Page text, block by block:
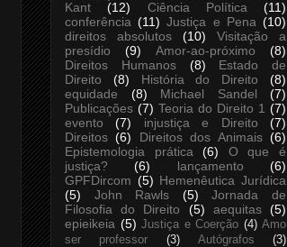
Kant
(12) Ciência Política
(11)
conferência (11) Justiça e Pena (10)
direitos absolutos
(10)
Visitação a
presídio
(9) Amor-ao-próximo
(8)
Direitos Humanos
(8)
Estado de
Direito
(8) História do Direito
(8)
equidade
(8) Michael Sandel
(7)
Publicações (7) Teoria do Direito 1 (7)
evento
(7) injustiça e Direito
(7)
Direitos (6) Direitos dos Animais (6)
Epistemologia prática
(6)
O que é
justiça?
(6) lançamento
(6)
GPFDircom (5) Hemenêutica Jurídica
(5)
John Rawls (5)
Jornada de
Filosofia do Direito
(5) aequitas (5)
epieikeia (5) Justiça e Coerção (4) Amo
ser professor
(3) Autógrafos
(3)